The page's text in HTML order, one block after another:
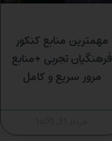
مهمترین منابع کنکور
فرهنگیان تجربی +منابع
مرور سریع و کامل